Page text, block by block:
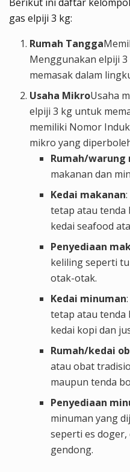
gas elpiji 3 kg:
Rumah Tangga
Menggunakan elpiji
memasak dalam
Usaha MikroUsaha
elpiji 3 kg untuk
memiliki Nomor
mikro yang
Rumah/warung
makanan dan
Kedai makanan
tetap atau tenda
kedai seafood
Penyediaan
keliling seperti
otak-otak.
Kedai minuman
tetap atau tenda
kedai kopi dan
Rumah/kedai
atau obat
maupun tenda
Penyediaan
minuman yang
seperti es doger,
gendong.